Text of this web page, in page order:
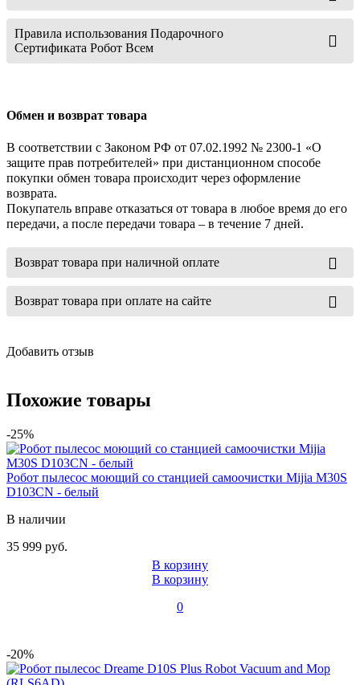
Правила использования Подарочного
Сертификата Робот Всем
Обмен и возврат товара
В соответствии с Законом РФ от 07.02.1992 № 2300-1 «О
защите прав потребителей» при дистанционном способе
покупки обмен товара происходит через оформление
возврата.
Покупатель вправе отказаться от товара в любое время до его
передачи, а после передачи товара – в течение 7 дней.
Возврат товара при наличной оплате
Возврат товара при оплате на сайте
Добавить отзыв
Похожие товары
-25%
Робот пылесос моющий со станцией самоочистки Mijia M30S
D103CN - белый
В наличии
35 999 руб.
В корзину
В корзину
0
-20%